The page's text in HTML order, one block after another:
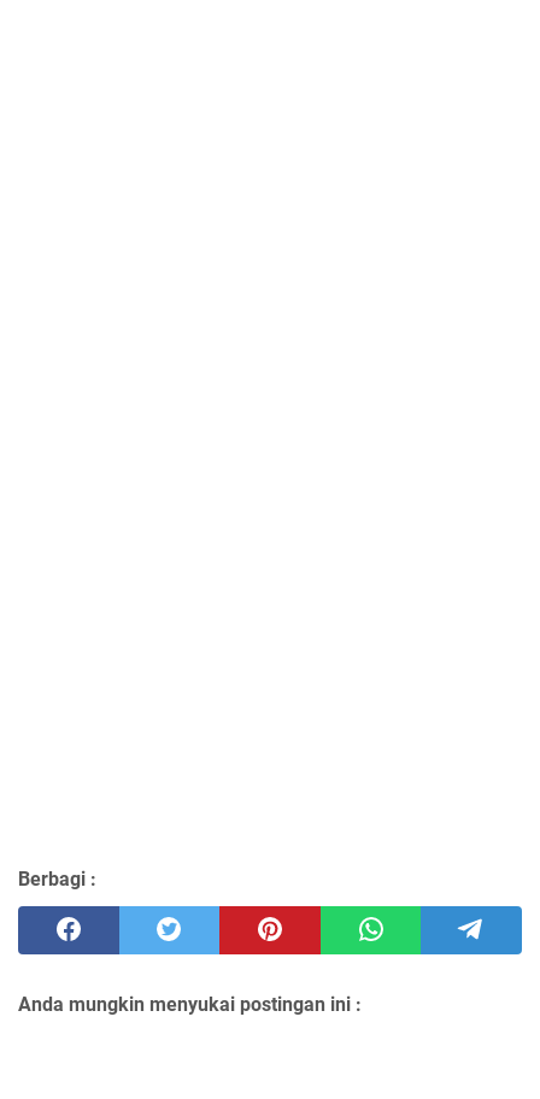
Berbagi :
Anda mungkin menyukai postingan ini :